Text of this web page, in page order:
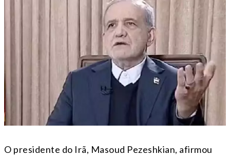
O presidente do Irã, Masoud Pezeshkian, afirmou